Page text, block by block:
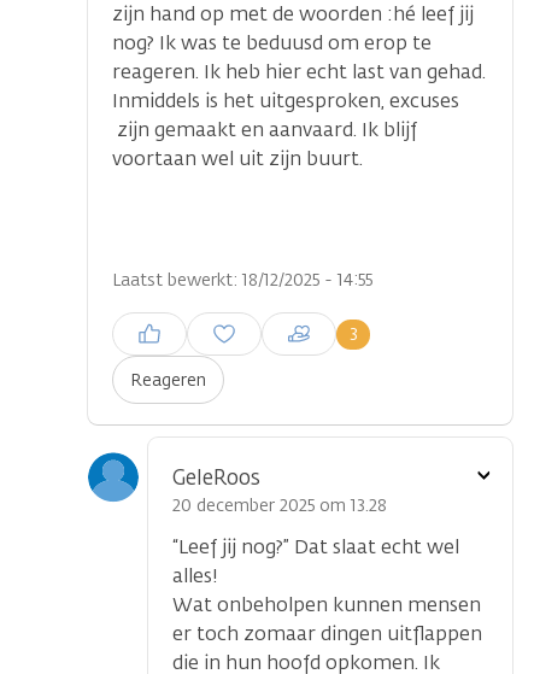
zijn hand op met de woorden :hé leef jij
nog? Ik was te beduusd om erop te
reageren. Ik heb hier echt last van gehad.
Inmiddels is het uitgesproken, excuses
zijn gemaakt en aanvaard. Ik blijf
voortaan wel uit zijn buurt.
Laatst bewerkt: 18/12/2025 - 14:55
Reageren
3
Inloggen om een reactie te
plaatsen
GeleRoos
20 december 2025 om 13.28
“Leef jij nog?” Dat slaat echt wel
alles!
Wat onbeholpen kunnen mensen
er toch zomaar dingen uitflappen
die in hun hoofd opkomen. Ik
Toon